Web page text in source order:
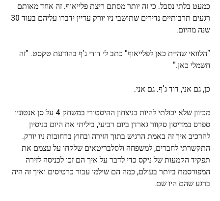
כמעט בלתי נסבל. כי זה יותר מסתם ריצת פלייאוף. זה אחד מאותם
רגעים תרבותיים נדירים שתושבי ניו יורק עדיין ידברו עליהם בעוד 30
שנה מהיום.
"הלוואי שהיית כאן לפלייאוף" כתב לי דודי ג'ף בהודעת טקסט. "זה
חשמלי כאן."
כן, גם אני, דוד ג'ף. גם אני.
מכיוון שלא יכולתי להיות בניצחון ההיסטורי במשחק 4 על סן אנטוניו
ספרס במדיסון סקוור גארדן ביום רביעי, ביליתי את היום בניסיון
להרכיב איך זה באמת הרגיש בתוך הזירה ובחוץ ברחובות ניו יורק.
התקשרתי לחברים, למשפחה ולסלבריטאים שלקחו על עצמם את
תפקיד הקמעות של ניקס כדי לדבר על איך הם זכו לכניסה לזירה
המפורסמת ביותר בעולם, כמה הם שילמו עבור כרטיסים ואיך זה היה
ברגע שהם היו שם.